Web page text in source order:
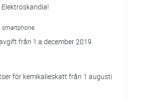
från 1:a december 2019
för kemikalieskatt från 1 augusti